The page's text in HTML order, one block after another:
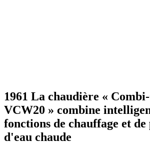
1961 La chaudière «
VCW20 » combine
fonctions de chauffage et
d'eau chaude